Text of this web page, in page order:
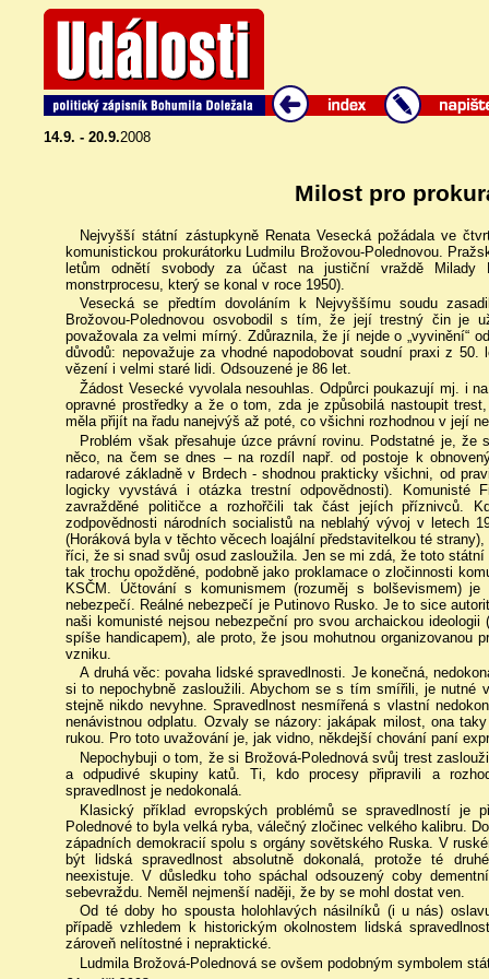
14.9. - 20.9.2008
Milost pro
Nejvyšší státní zástupkyně Renata Vesecká požádala ve
komunistickou prokurátorku Ludmilu Brožovou-Polednovou.
letům odnětí svobody za účast na justiční vraždě Milady
monstrprocesu, který se konal v roce 1950).
Vesecká se předtím dovoláním k Nejvyššímu soudu
Brožovou-Polednovou osvobodil s tím, že její trestný čin je
považovala za velmi mírný. Zdůraznila, že jí nejde o „vyvinění“
důvodů: nepovažuje za vhodné napodobovat soudní praxi z
vězení i velmi staré lidi. Odsouzené je 86 let.
Žádost Vesecké vyvolala nesouhlas. Odpůrci poukazují mj. i
opravné prostředky a že o tom, zda je způsobilá nastoupit
měla přijít na řadu nanejvýš až poté, co všichni rozhodnou v její
Problém však přesahuje úzce právní rovinu. Podstatné je, že
něco, na čem se dnes – na rozdíl např. od postoje k
radarové základně v Brdech - shodnou prakticky všichni, od
logicky vyvstává i otázka trestní odpovědnosti). Komunisté
zavražděné političce a rozhořčili tak část jejích příznivců.
zodpovědnosti národních socialistů na neblahý vývoj v letech
(Horáková byla v těchto věcech loajální představitelkou té
říci, že si snad svůj osud zasloužila. Jen se mi zdá, že toto
tak trochu opožděné, podobně jako proklamace o zločinnosti
KSČM. Účtování s komunismem (rozuměj s bolševismem)
nebezpečí. Reálné nebezpečí je Putinovo Rusko. Je to sice
naši komunisté nejsou nebezpeční pro svou archaickou
spíše handicapem), ale proto, že jsou mohutnou organizovanou
vzniku.
A druhá věc: povaha lidské spravedlnosti. Je konečná,
si to nepochybně zasloužili. Abychom se s tím smířili, je nutné
stejně nikdo nevyhne. Spravedlnost nesmířená s vlastní
nenávistnou odplatu. Ozvaly se názory: jakápak milost, ona
rukou. Pro toto uvažování je, jak vidno, někdejší chování paní
Nepochybuji o tom, že si Brožová-Polednová svůj trest
a odpudivé skupiny katů. Ti, kdo procesy připravili a
spravedlnost je nedokonalá.
Klasický příklad evropských problémů se spravedlností je
Polednové to byla velká ryba, válečný zločinec velkého kalibru.
západních demokracií spolu s orgány sovětského Ruska. V
být lidská spravedlnost absolutně dokonalá, protože té
neexistuje. V důsledku toho spáchal odsouzený coby
sebevraždu. Neměl nejmenší naději, že by se mohl dostat ven.
Od té doby ho spousta holohlavých násilníků (i u nás)
případě vzhledem k historickým okolnostem lidská
zároveň nelítostné i nepraktické.
Ludmila Brožová-Polednová se ovšem podobným symbolem